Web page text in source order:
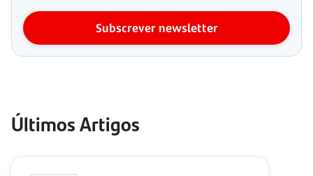
Subscrever newsletter
Últimos Artigos